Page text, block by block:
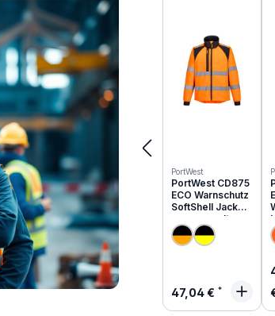
PortWest
PortWest CD875
ECO Warnschutz
SoftShell Jacke
aus recyceltem
PES
Regulärer Preis:
47,04 €